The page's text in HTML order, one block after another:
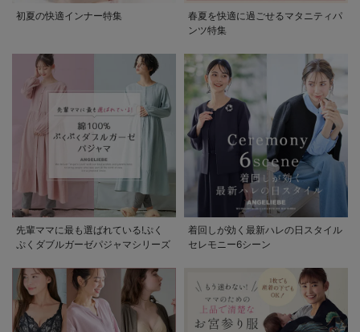
初夏の快適インナー特集
春夏を快適に過ごせるマタニティパ
ンツ特集
先輩ママに最も選ばれている!ぷく
ぷくダブルガーゼパジャマシリーズ
着回しが効く最新ハレの日スタイル
セレモニー6シーン